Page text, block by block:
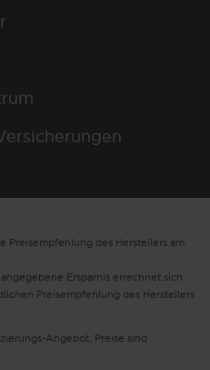
Preisempfehlung des Herstellers am
Ersparnis errechnet sich
Preisempfehlung des Herstellers
Angebot. Preise sind